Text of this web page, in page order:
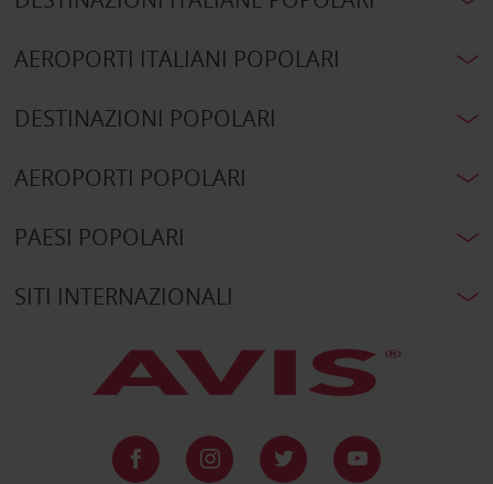
AEROPORTI ITALIANI POPOLARI
DESTINAZIONI POPOLARI
AEROPORTI POPOLARI
PAESI POPOLARI
SITI INTERNAZIONALI